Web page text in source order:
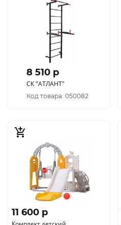
8 510 p
СК "АТЛАНТ"
Код товара: 050082
11 600 p